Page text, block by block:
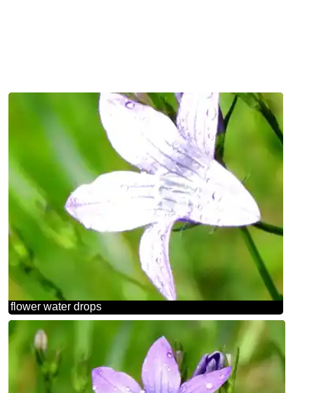
flower water drops